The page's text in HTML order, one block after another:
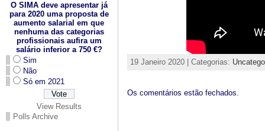
O SIMA deve apresentar já
para 2020 uma proposta de
aumento salarial em que
nenhuma das categorias
profissionais aufira um
salário inferior a 750 €?
Sim
Não
Só em 2021
View Results
Polls Archive
19 Janeiro 2020 | Categorias:
Os comentários estão fechados.